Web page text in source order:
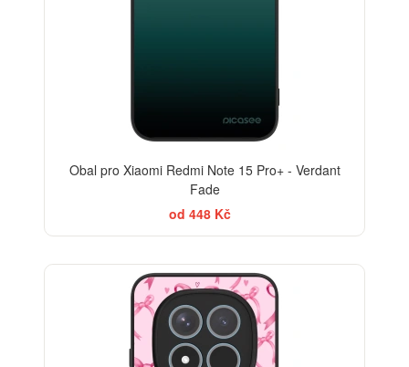
Obal pro Xiaomi Redmi Note 15 Pro+ - Verdant
Fade
od 448 Kč